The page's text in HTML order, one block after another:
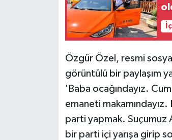
Özgür Özel, resmi
görüntülü bir paylaşım
'Baba ocağındayız.
emaneti makamındayız.
parti yapmak. Suçumuz
bir parti içi yarışa girip